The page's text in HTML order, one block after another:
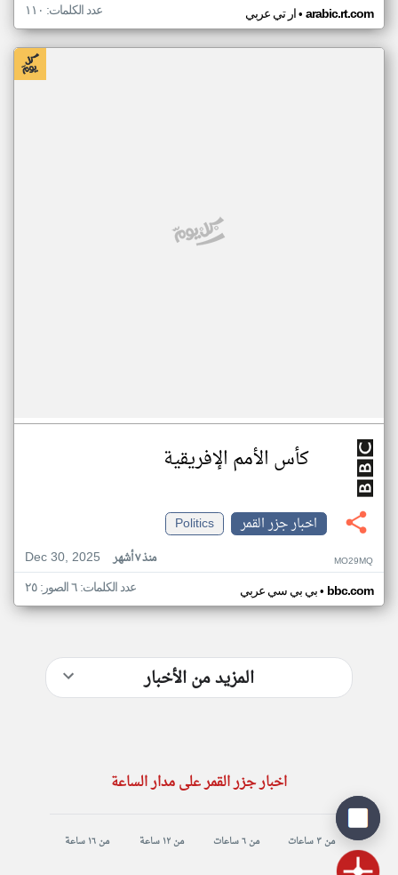
ار تي عربي• arabic.rt.com عدد الكلمات: ١١٠
كأس الأمم الإفريقية
اخبار جزر القمر
Politics
Dec 30, 2025
منذ ٧ أشهر MO29MQ
بي بي سي عربي• bbc.com عدد الكلمات: ٦ الصور: ٢٥
المزيد من الأخبار
اخبار جزر القمر على مدار الساعة
من ٣ ساعات من ٦ ساعات من ١٢ ساعة من ١٦ ساعة